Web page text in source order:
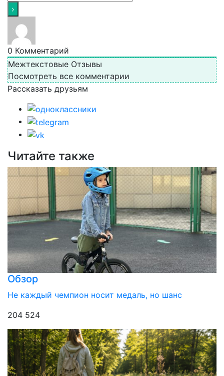
0 Комментарий
Межтекстовые Отзывы
Посмотреть все комментарии
Рассказать друзьям
Читайте также
Обзор
Не каждый чемпион носит медаль, но шанс
204 524